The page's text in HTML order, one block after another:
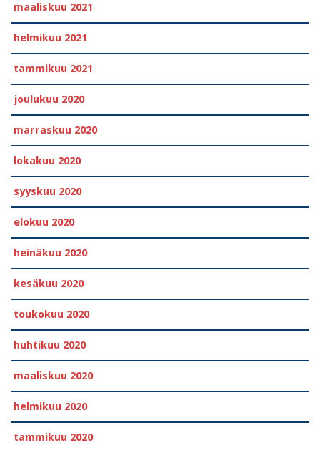
maaliskuu 2021
helmikuu 2021
tammikuu 2021
joulukuu 2020
marraskuu 2020
lokakuu 2020
syyskuu 2020
elokuu 2020
heinäkuu 2020
kesäkuu 2020
toukokuu 2020
huhtikuu 2020
maaliskuu 2020
helmikuu 2020
tammikuu 2020